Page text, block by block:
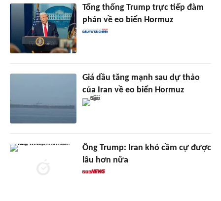
Tổng thống Trump trực tiếp đàm
phán về eo biển Hormuz
Giá dầu tăng mạnh sau dự thảo
của Iran về eo biển Hormuz
Ông Trump: Iran khó cầm cự được
lâu hơn nữa